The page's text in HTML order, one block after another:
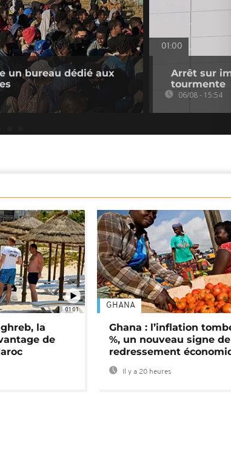
un bureau dédié aux
01:00
Arrêt sur
tourmente
06/08 - 15:54
01:01
la
de
GHANA
Ghana : l’inflation
%, un nouveau signe de
redressement
Il y a 20 heures